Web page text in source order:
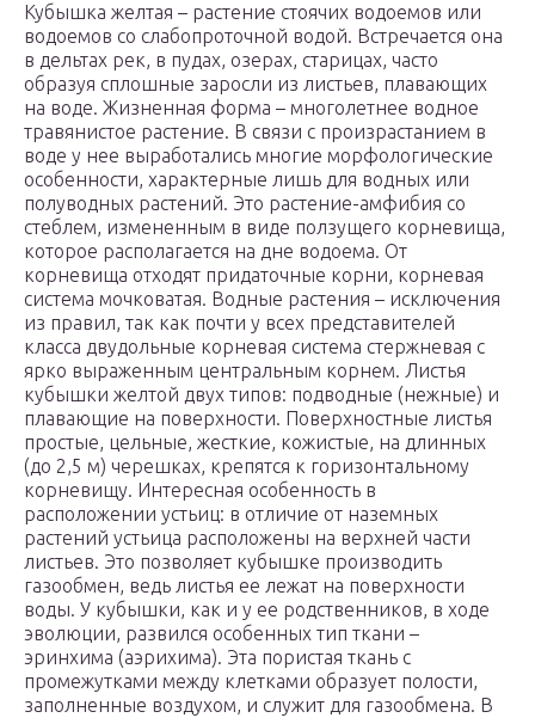
Кубышка желтая – растение стоячих водоемов или
водоемов со слабопроточной водой. Встречается она
в дельтах рек, в пудах, озерах, старицах, часто
образуя сплошные заросли из листьев, плавающих
на воде. Жизненная форма – многолетнее водное
травянистое растение. В связи с произрастанием в
воде у нее выработались многие морфологические
особенности, характерные лишь для водных или
полуводных растений. Это растение-амфибия со
стеблем, измененным в виде ползущего корневища,
которое располагается на дне водоема. От
корневища отходят придаточные корни, корневая
система мочковатая. Водные растения – исключения
из правил, так как почти у всех представителей
класса двудольные корневая система стержневая с
ярко выраженным центральным корнем. Листья
кубышки желтой двух типов: подводные (нежные) и
плавающие на поверхности. Поверхностные листья
простые, цельные, жесткие, кожистые, на длинных
(до 2,5 м) черешках, крепятся к горизонтальному
корневищу. Интересная особенность в
расположении устьиц: в отличие от наземных
растений устьица расположены на верхней части
листьев. Это позволяет кубышке производить
газообмен, ведь листья ее лежат на поверхности
воды. У кубышки, как и у ее родственников, в ходе
эволюции, развился особенных тип ткани –
эринхима (аэрихима). Эта пористая ткань с
промежутками между клетками образует полости,
заполненные воздухом, и служит для газообмена. В